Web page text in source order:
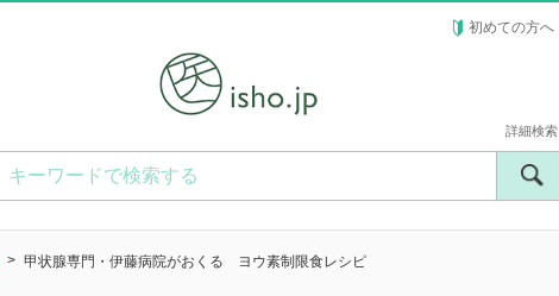
初めての方へ
詳細検索
甲状腺専門・伊藤病院がおくる ヨウ素制限食レシピ